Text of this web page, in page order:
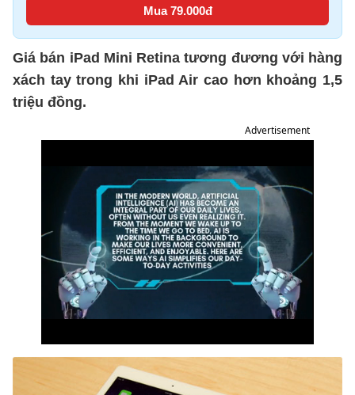
Mua 79.000đ
Giá bán iPad Mini Retina tương đương với hàng
xách tay trong khi iPad Air cao hơn khoảng 1,5
triệu đồng.
Advertisement